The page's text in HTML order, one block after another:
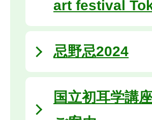
art festival
忌野忌2024
国立初耳学講